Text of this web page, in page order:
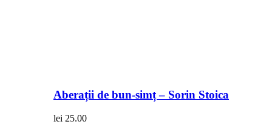
Aberații de bun-simț – Sorin Stoica
lei 25.00